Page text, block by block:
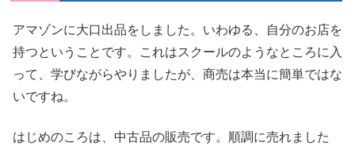
アマゾンに大口出品をしました。いわゆる、自分のお店を
持つということです。これはスクールのようなところに入
って、学びながらやりましたが、商売は本当に簡単ではな
いですね。
はじめのころは、中古品の販売です。順調に売れました